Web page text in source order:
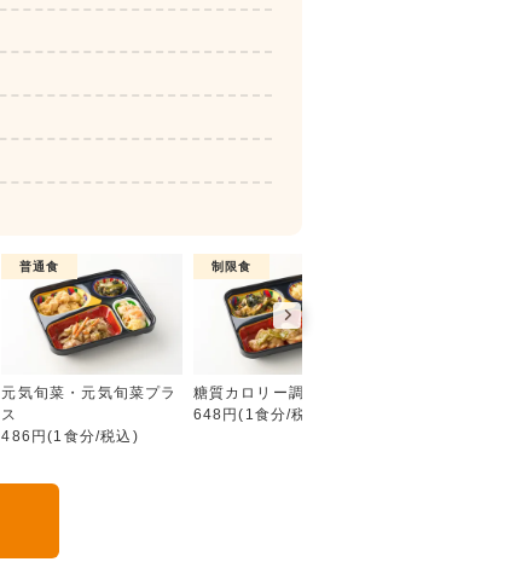
彩り旬菜プラス
普通食
元気旬菜・元気旬菜プラ
ス
486円(1食分/税込)
制限食
糖質カロリー調整食
648円(1食分/税込)